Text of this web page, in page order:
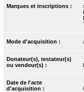
Marques et inscriptions :
Mode d'acquisition :
Donateur(s), testateur(s)
ou vendeur(s) :
Date de l'acte
d'acquisition :